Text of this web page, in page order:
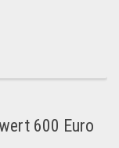
600 Euro